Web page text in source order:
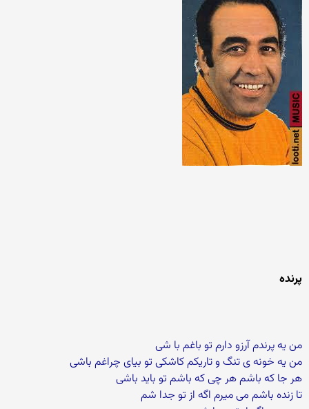
پرنده
من یه پرندم آرزو دارم تو باغم با شی
من یه خونه ی تنگ و تاریکم کاشکی تو بیای چراغم باشی
هر جا که باشم هر چی که باشم تو باید باشی
تا زنده باشم می میرم اگه از تو جدا شم